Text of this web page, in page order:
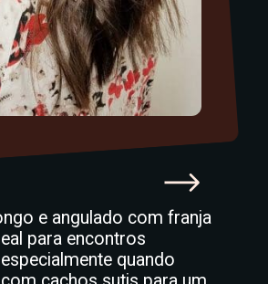
e angulado com franja
para encontros
quando